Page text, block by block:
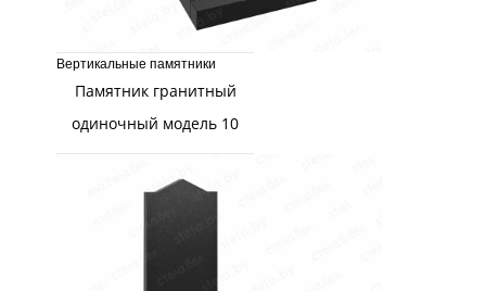
Вертикальные памятники
Памятник гранитный
одиночный модель 10